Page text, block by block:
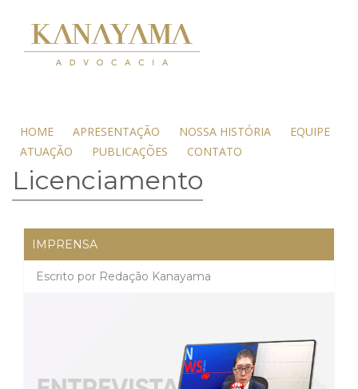
HOME APRESENTAÇÃO NOSSA HISTÓRIA
EQUIPE
ATUAÇÃO
PUBLICAÇÕES CONTATO
Licenciamento
IMPRENSA
Escrito por Redação Kanayama